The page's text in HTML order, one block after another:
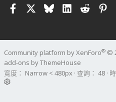
FacebookBlueskyLinkedIn
Reddit
Community platform by XenForo® ©
add-ons by ThemeHouse
寬度
查詢 48